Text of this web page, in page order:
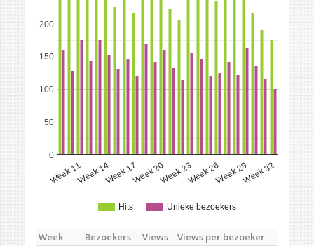
Hits Unieke bezoekers
Week 32
Week 29
Week 26
Week 23
Week 20
Week 17
Week 14
Week 11
0
50
100
150
200
Week Bezoekers Views
Views per bezoeker